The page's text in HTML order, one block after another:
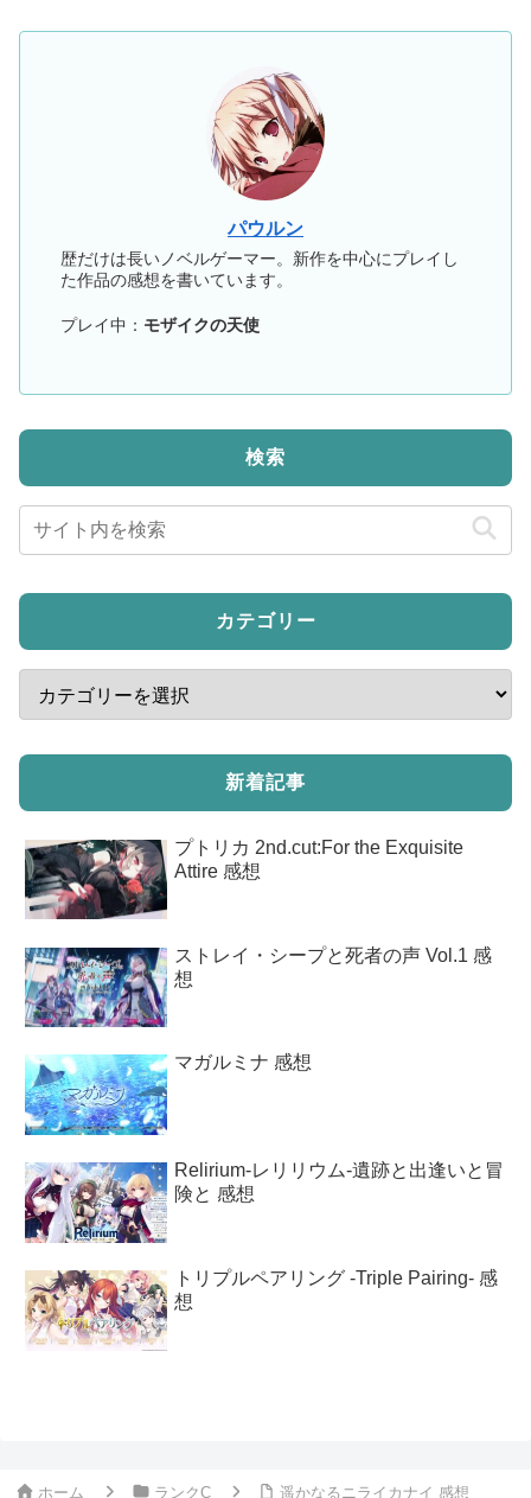
パウルン
歴だけは長いノベルゲーマー。新作を中心にプレイし
た作品の感想を書いています。
プレイ中： モザイクの天使
検索
カテゴリー
新着記事
プトリカ 2nd.cut:For the Exquisite
Attire 感想
ストレイ・シープと死者の声 Vol.1 感
想
マガルミナ 感想
Relirium-レリリウム-遺跡と出逢いと冒
険と 感想
トリプルペアリング -Triple Pairing- 感
想
ホーム ランクC 遥かなるニライカナイ 感想